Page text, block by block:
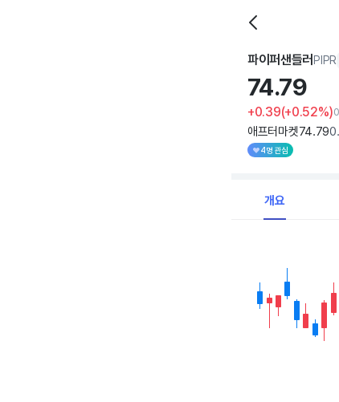
파이퍼샌들러PIPR
74.79
+0.39(+0.52%)
애프터마켓74.790
4명 관심
개요
The chart has 1
The chart has 1 Y